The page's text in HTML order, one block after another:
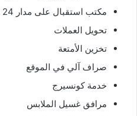
مكتب استقبال على مدار 24 ساعة
تحويل العملات
تخزين الأمتعة
صراف آلي في الموقع
خدمة كونسيرج
مرافق غسيل الملابس